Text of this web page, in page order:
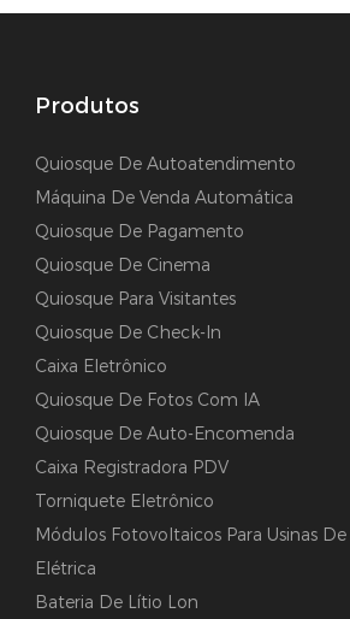
Produtos
Quiosque De Autoatendimento
Máquina De Venda Automática
Quiosque De Pagamento
Quiosque De Cinema
Quiosque Para Visitantes
Quiosque De Check-In
Caixa Eletrônico
Quiosque De Fotos Com IA
Quiosque De Auto-Encomenda
Caixa Registradora PDV
Torniquete Eletrônico
Módulos Fotovoltaicos Para Usinas De
Elétrica
Bateria De Lítio Lon